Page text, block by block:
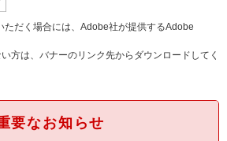
ただく場合には、Adobe社が提供するAdobe
方は、バナーのリンク先からダウンロードしてく
要なお知らせ